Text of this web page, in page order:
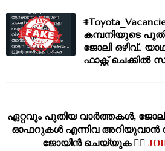
കമ്പനിയുടെ
ജോലി ഒഴിവ്..
ഫാക്റ്റ് ചെക്കിൽ
ഏറ്റവും പുതിയ വാര്‍ത്തകള്‍,
ഓഫറുകള്‍ എന്നിവ അറിയുവാന്‍
ജോയിന്‍ ചെയ്യുക 👉🏽